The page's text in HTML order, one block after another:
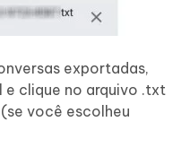
exportadas,
e clique no arquivo .txt
você escolheu